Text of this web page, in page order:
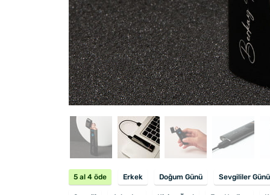
5 al 4 öde Erkek Doğum Günü Sevgililer Günü